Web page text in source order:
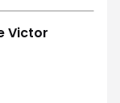
Victor